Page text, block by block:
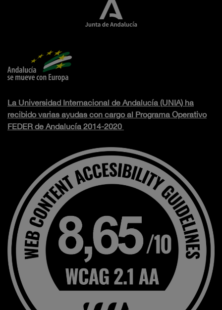
La Universidad Internacional de Andalucía (UNIA) ha
recibido varias ayudas con cargo al Programa Operativo
FEDER de Andalucía 2014-2020